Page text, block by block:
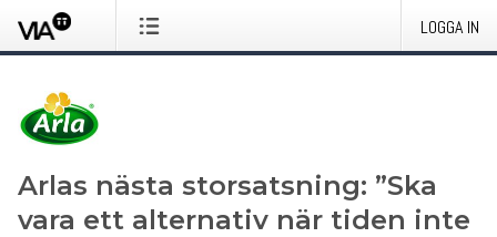
LOGGA IN
Arlas nästa storsatsning: ”Ska
vara ett alternativ när tiden inte